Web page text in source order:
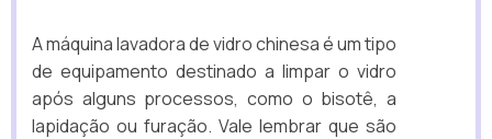
A máquina lavadora de vidro chinesa é um tipo
de equipamento destinado a limpar o vidro
após alguns processos, como o bisotê, a
lapidação ou furação. Vale lembrar que são